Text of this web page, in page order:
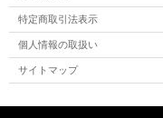
特定商取引法表示
個人情報の取扱い
サイトマップ